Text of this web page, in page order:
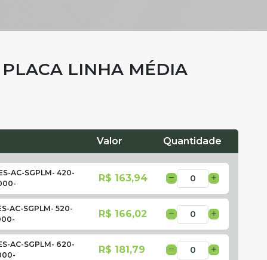
PLACA LINHA MÉDIA
Valor Quantidade
AC-SGPLM- 420-
R$ 163,94
AC-SGPLM- 520-
R$ 166,02
AC-SGPLM- 620-
R$ 181,79